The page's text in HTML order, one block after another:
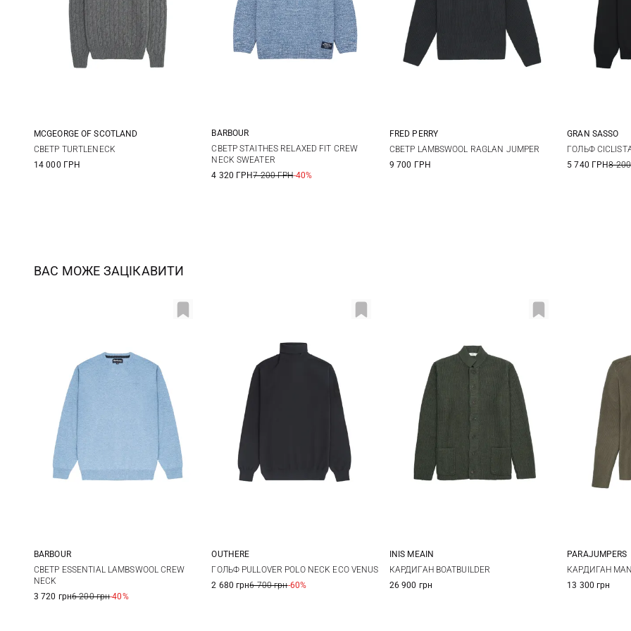
48 50
MCGEORGE OF SCOTLAND
СВЕТР TURTLENECK
14 000 ГРН
M L XL XXL
BARBOUR
СВЕТР STAITHES RELAXED FIT CREW
NECK SWEATER
4 320 ГРН7 200 ГРН-40%
M L XL XXL
FRED PERRY
СВЕТР LAMBSWOOL RAGLAN JUMPER
9 700 ГРН
46 48
GRAN SASSO
ГОЛЬФ
5 740 ГРН8
ВАС МОЖЕ ЗАЦІКАВИТИ
M L XL XXL
BARBOUR
СВЕТР ESSENTIAL LAMBSWOOL CREW
NECK
3 720 грн6 200 грн-40%
S M L XL
OUTHERE
ГОЛЬФ PULLOVER POLO NECK ECO VENUS
2 680 грн6 700 грн-60%
M L XL
INIS MEAIN
КАРДИГАН BOATBUILDER
26 900 грн
M L
PARAJUMPERS
КАРДИГАН
13 300 грн